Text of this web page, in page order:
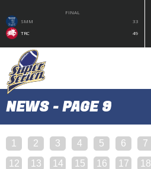
FINAL
SMM
33
TRC
49
NEWS - PAGE 9
1 2 3 4 5 6 7
12
13 14 15 16 17 18